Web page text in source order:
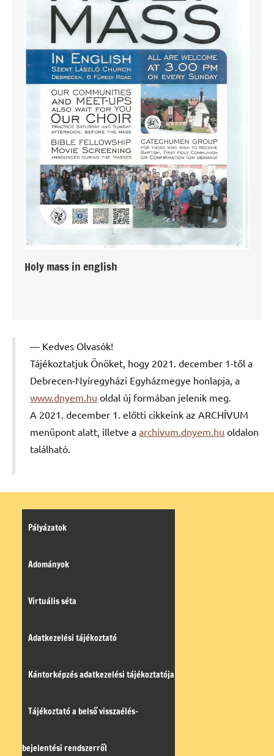
Holy mass in english
Kedves Olvasók!
Tájékoztatjuk Önöket, hogy 2021. december 1-től a
Debrecen-Nyíregyházi Egyházmegye honlapja, a
www.dnyem.hu oldal új formában jelenik meg.
A 2021. december 1. előtti cikkeink az ARCHÍVUM
menüpont alatt, illetve a archivum.dnyem.hu oldalon
található.
Pályázatok
Adományok
Virtuális séta
Adatkezelési tájékoztató
Kántorképzés adatkezelési tájékoztatója
Tájékoztató a belső visszaélés-
bejelentési rendszerről